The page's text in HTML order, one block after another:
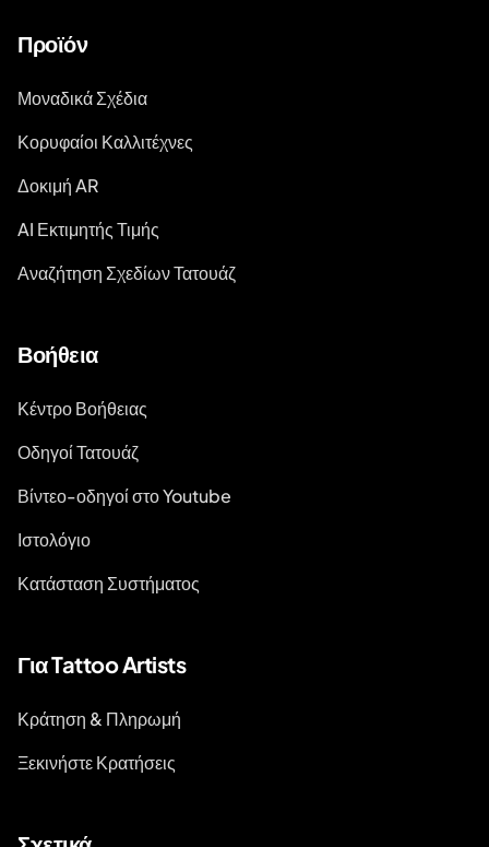
Προϊόν
Μοναδικά Σχέδια
Κορυφαίοι Καλλιτέχνες
Δοκιμή AR
AI Εκτιμητής Τιμής
Αναζήτηση Σχεδίων Τατουάζ
Βοήθεια
Κέντρο Βοήθειας
Οδηγοί Τατουάζ
Βίντεο-οδηγοί στο Youtube
Ιστολόγιο
Κατάσταση Συστήματος
Για Tattoo Artists
Κράτηση & Πληρωμή
Ξεκινήστε Κρατήσεις